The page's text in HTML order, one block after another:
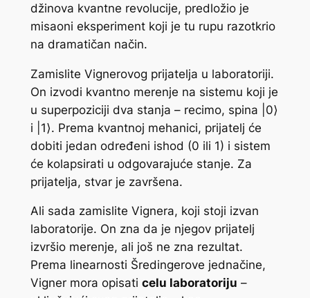
džinova kvantne revolucije, predložio je
misaoni eksperiment koji je tu rupu razotkrio
na dramatičan način.
Zamislite Vignerovog prijatelja u laboratoriji.
On izvodi kvantno merenje na sistemu koji je
u superpoziciji dva stanja – recimo, spina |0⟩
i |1⟩. Prema kvantnoj mehanici, prijatelj će
dobiti jedan određeni ishod (0 ili 1) i sistem
će kolapsirati u odgovarajuće stanje. Za
prijatelja, stvar je završena.
Ali sada zamislite Vignera, koji stoji izvan
laboratorije. On zna da je njegov prijatelj
izvršio merenje, ali još ne zna rezultat.
Prema linearnosti Šredingerove jednačine,
Vigner mora opisati celu laboratoriju –